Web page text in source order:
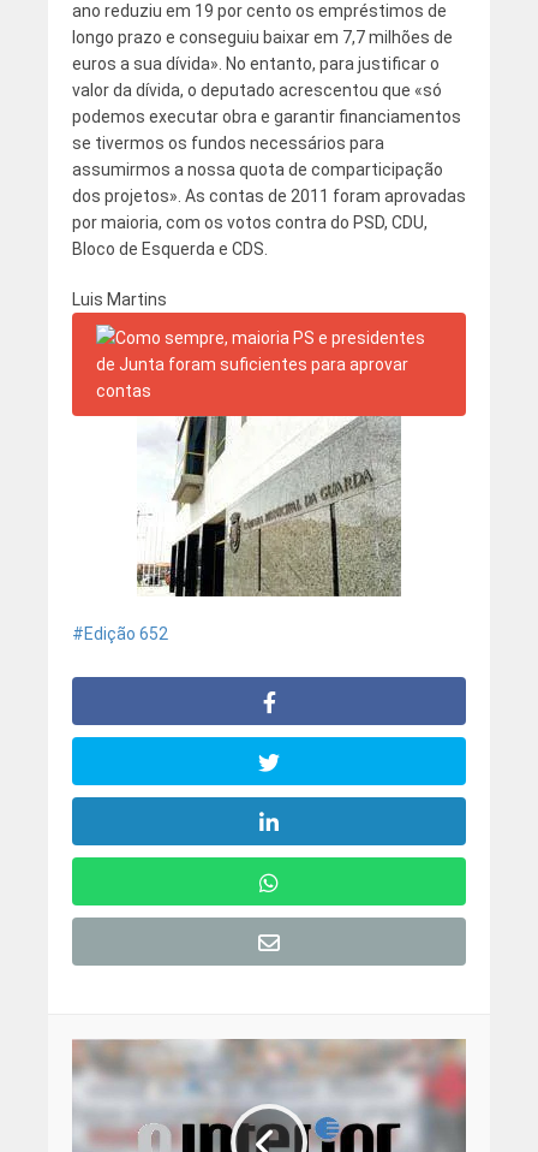
ano reduziu em 19 por cento os empréstimos de
longo prazo e conseguiu baixar em 7,7 milhões de
euros a sua dívida». No entanto, para justificar o
valor da dívida, o deputado acrescentou que «só
podemos executar obra e garantir financiamentos
se tivermos os fundos necessários para
assumirmos a nossa quota de comparticipação
dos projetos». As contas de 2011 foram aprovadas
por maioria, com os votos contra do PSD, CDU,
Bloco de Esquerda e CDS.
Luis Martins
Edição 652